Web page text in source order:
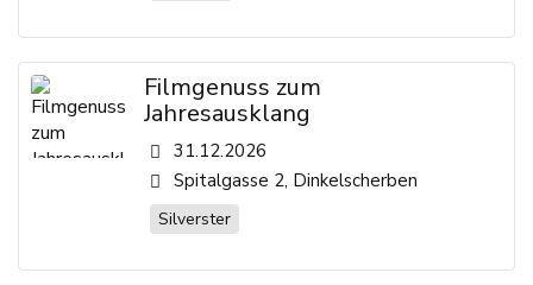
Filmgenuss zum
Jahresausklang
31.12.2026
Spitalgasse 2, Dinkelscherben
Silverster